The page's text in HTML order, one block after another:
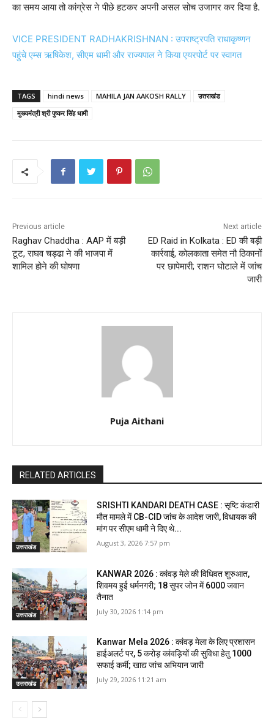
का समय आया तो कांग्रेस ने पीछे हटकर अपनी असल सोच उजागर कर दिया है.
VICE PRESIDENT RADHAKRISHNAN : उपराष्ट्रपति राधाकृष्णन
पहुंचे एम्स ऋषिकेश, सीएम धामी और राज्यपाल ने किया एयरपोर्ट पर स्वागत
TAGS hindi news MAHILA JAN AAKOSH RALLY
उत्तराखंड
मुख्यमंत्री श्री पुष्कर सिंह धामी
Previous article
Raghav Chaddha : AAP में बड़ी
टूट, राघव चड्ढा ने की भाजपा में
शामिल होने की घोषणा
Next article
ED Raid in Kolkata : ED की बड़ी
कार्रवाई, कोलकाता समेत नौ ठिकानों
पर छापेमारी; राशन घोटाले में जांच
जारी
Puja Aithani
RELATED ARTICLES
उत्तराखंड
SRISHTI KANDARI DEATH CASE : सृष्टि कंडारी
मौत मामले में CB-CID जांच के आदेश जारी, विधायक की
मांग पर सीएम धामी ने दिए थे...
August 3, 2026 7:57 pm
उत्तराखंड
KANWAR 2026 : कांवड़ मेले की विधिवत शुरुआत,
शिवमय हुई धर्मनगरी; 18 सुपर जोन में 6000 जवान
तैनात
July 30, 2026 1:14 pm
उत्तराखंड
Kanwar Mela 2026 : कांवड़ मेला के लिए प्रशासन
हाईअलर्ट पर, 5 करोड़ कांवड़ियों की सुविधा हेतु 1000
सफाई कर्मी; खाद्य जांच अभियान जारी
July 29, 2026 11:21 am